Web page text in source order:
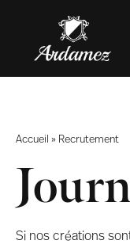
Accueil » Recrutement
Si nos créations